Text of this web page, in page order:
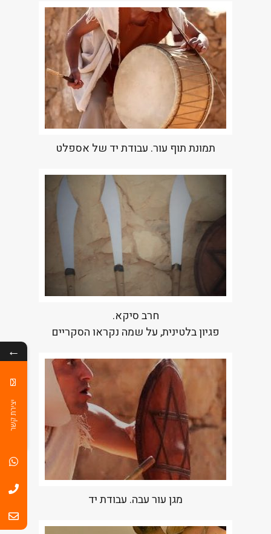
תמונת תוף עור. עבודת יד של אספלט
חרב סיקא.
פגיון בלטינית, על שמה נקראו הסקריים
מגן עור עבה. עבודת יד
←
יצירת קשר